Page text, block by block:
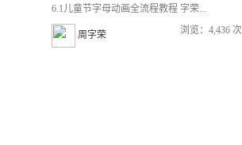
6.1儿童节字母动画全流程教程 字荣...
周字荣 浏览：4,436 次